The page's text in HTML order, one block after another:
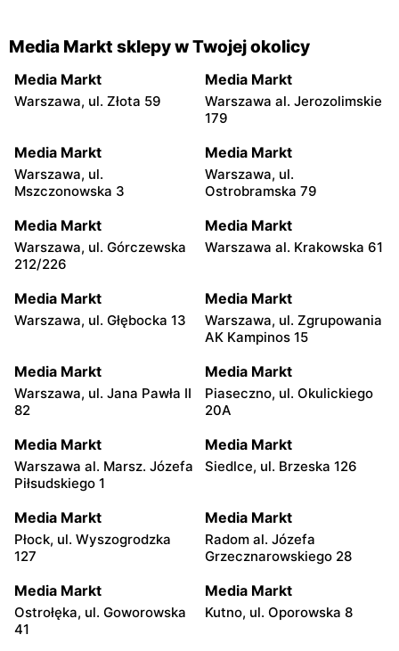
Media Markt sklepy w Twojej okolicy
Media Markt
Warszawa, ul. Złota 59
Media Markt
Warszawa al. Jerozolimskie
179
Media Markt
Warszawa, ul.
Mszczonowska 3
Media Markt
Warszawa, ul.
Ostrobramska 79
Media Markt
Warszawa, ul. Górczewska
212/226
Media Markt
Warszawa al. Krakowska 61
Media Markt
Warszawa, ul. Głębocka 13
Media Markt
Warszawa, ul. Zgrupowania
AK Kampinos 15
Media Markt
Warszawa, ul. Jana Pawła II
82
Media Markt
Piaseczno, ul. Okulickiego
20A
Media Markt
Warszawa al. Marsz. Józefa
Piłsudskiego 1
Media Markt
Siedlce, ul. Brzeska 126
Media Markt
Płock, ul. Wyszogrodzka
127
Media Markt
Radom al. Józefa
Grzecznarowskiego 28
Media Markt
Ostrołęka, ul. Goworowska
41
Media Markt
Kutno, ul. Oporowska 8